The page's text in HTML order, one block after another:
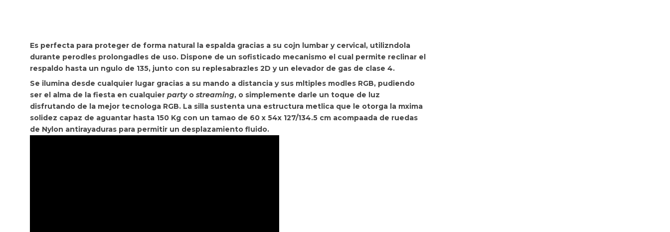
Es perfecta para proteger de forma natural la espalda gracias a su cojn lumbar y cervical, utilizndola
durante perodles prolongadles de uso. Dispone de un sofisticado mecanismo el cual permite reclinar el
respaldo hasta un ngulo de 135, junto con su replesabrazles 2D y un elevador de gas de clase 4.
Se ilumina desde cualquier lugar gracias a su mando a distancia y sus mltiples modles RGB, pudiendo
ser el alma de la fiesta en cualquier partyo streaming, o simplemente darle un toque de luz
disfrutando de la mejor tecnologa RGB. La silla sustenta una estructura metlica que le otorga la mxima
solidez capaz de aguantar hasta 150 Kg con un tamao de 60 x 54x 127/134.5 cm acompaada de ruedas
de Nylon antirayaduras para permitir un desplazamiento fluido.